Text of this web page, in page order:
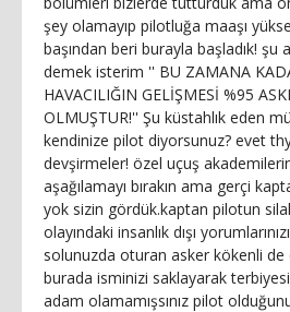
şey olamayıp pilotluğa maaşı
başından beri burayla başladık!
demek isterim '' BU ZAMANA
HAVACILIĞIN GELİŞMESİ %95
OLMUŞTUR!'' Şu küstahlık eden
kendinize pilot diyorsunuz? evet
devşirmeler! özel uçuş
aşağılamayı bırakın ama gerçi
yok sizin gördük.kaptan pilotun
olayındaki insanlık dışı
solunuzda oturan asker kökenli de
burada isminizi saklayarak
adam olamamışsınız pilot